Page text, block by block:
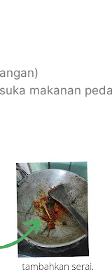
makanan